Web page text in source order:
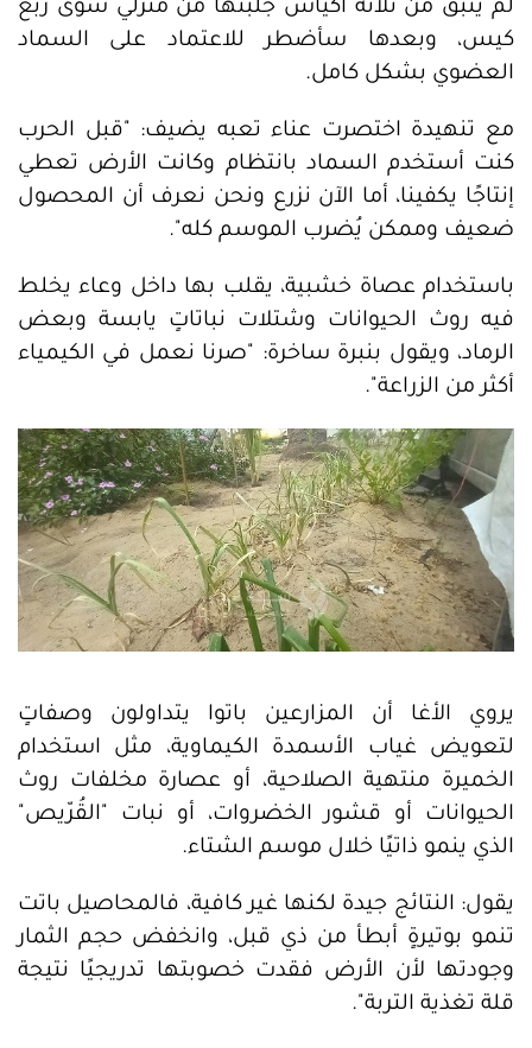
لم يتبق من ثلاثة أكياس جلبتها من منزلي سوى ربع
كيس، وبعدها سأضطر للاعتماد على السماد
العضوي بشكل كامل.
مع تنهيدة اختصرت عناء تعبه يضيف: "قبل الحرب
كنت أستخدم السماد بانتظام وكانت الأرض تعطي
إنتاجًا يكفينا، أما الآن نزرع ونحن نعرف أن المحصول
ضعيف وممكن يُضرب الموسم كله".
باستخدام عصاة خشبية، يقلب بها داخل وعاء يخلط
فيه روث الحيوانات وشتلات نباتاتٍ يابسة وبعض
الرماد، ويقول بنبرة ساخرة: "صرنا نعمل في الكيمياء
أكثر من الزراعة".
يروي الأغا أن المزارعين باتوا يتداولون وصفاتٍ
لتعويض غياب الأسمدة الكيماوية، مثل استخدام
الخميرة منتهية الصلاحية، أو عصارة مخلفات روث
الحيوانات أو قشور الخضروات، أو نبات "القُرّيص"
الذي ينمو ذاتيًا خلال موسم الشتاء.
يقول: النتائج جيدة لكنها غير كافية، فالمحاصيل باتت
تنمو بوتيرةٍ أبطأ من ذي قبل، وانخفض حجم الثمار
وجودتها لأن الأرض فقدت خصوبتها تدريجيًا نتيجة
قلة تغذية التربة".